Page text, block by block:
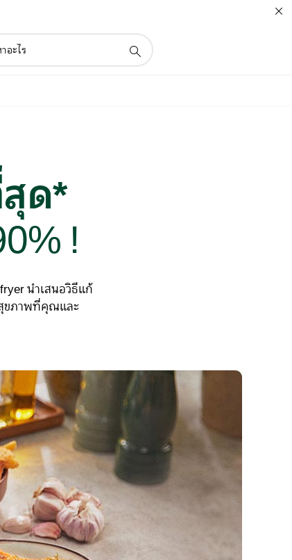
ด*
!
นำเสนอวิธีแก้
ขภาพที่คุณและ